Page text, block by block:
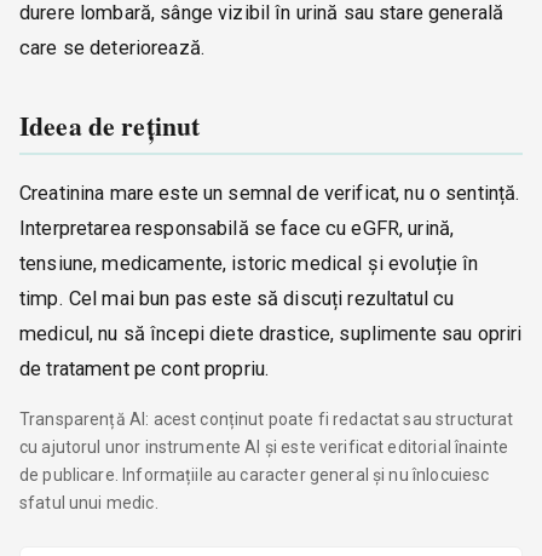
durere lombară, sânge vizibil în urină sau stare generală
care se deteriorează.
Ideea de reținut
Creatinina mare este un semnal de verificat, nu o sentință.
Interpretarea responsabilă se face cu eGFR, urină,
tensiune, medicamente, istoric medical și evoluție în
timp. Cel mai bun pas este să discuți rezultatul cu
medicul, nu să începi diete drastice, suplimente sau opriri
de tratament pe cont propriu.
Transparență AI: acest conținut poate fi redactat sau structurat
cu ajutorul unor instrumente AI și este verificat editorial înainte
de publicare. Informațiile au caracter general și nu înlocuiesc
sfatul unui medic.